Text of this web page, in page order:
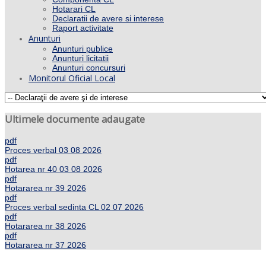
Hotarari CL
Declaratii de avere si interese
Raport activitate
Anunturi
Anunturi publice
Anunturi licitatii
Anunturi concursuri
Monitorul Oficial Local
Ultimele documente adaugate
pdf
Proces verbal 03 08 2026
pdf
Hotarea nr 40 03 08 2026
pdf
Hotararea nr 39 2026
pdf
Proces verbal sedinta CL 02 07 2026
pdf
Hotararea nr 38 2026
pdf
Hotararea nr 37 2026